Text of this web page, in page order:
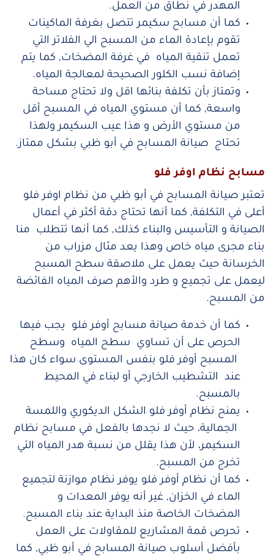
المهدر في نطاق من العمل.
كما أن مسابح سكيمر تتصل بغرفة الماكينات
تقوم بإعادة الماء من المسبح الي الفلاتر التي
تعمل تنقية المياه في غرفة المضخات, كما يتم
إضافة نسب الكلور الصحيحة لمعالجة المياه.
وتمتاز بأن تكلفة بنائها اقل ولا تحتاج مساحة
واسعة, كما أن مستوي المياه في المسبح أقل
من مستوي الأرض و هذا عيب السكيمر ولهذا
تحتاج صيانة المسابح في أبو ظبي بشكل ممتاز.
مسابح نظام اوفر فلو
تعتبر صيانة المسابح في أبو ظبي من نظام اوفر فلو
أعلى في التكلفة, كما أنها تحتاج دقة أكثر في أعمال
الصيانة و التأسيس والبناء كذلك, كما أنها تتطلب منا
بناء مجرى مياه خاص وهذا يعد مثال مزراب من
الخرسانة حيث يعمل على ملاصقة سطح المسبح
ليعمل على تجميع و طرد والأهم صرف المياه الفائضة
من المسبح.
كما أن خدمة صيانة مسابح أوفر فلو يجب فيها
الحرص على أن تساوي سطح المياه وسطح
المسبح أوفر فلو بنفس المستوى سواء كان هذا
عند التشطيب الخارجي أو لبناء في المحيط
بالمسبح.
يمنح نظام أوفر فلو الشكل الديكوري واللمسة
الجمالية، حيث لا نجدها بالفعل في مسابح نظام
السكيمر، لأن هذا يقلل من نسبة هدر المياه التي
تخرج من المسبح.
كما أن نظام أوفر فلو يوفر نظام موازنة لتجميع
الماء في الخزان, غير أنه يوفر المعدات و
المضخات الخاصة منذ البداية عند بناء المسبح.
تحرص قمة المشاريع للمقاولات على العمل
بأفضل أسلوب صيانة المسابح في أبو ظبي, كما